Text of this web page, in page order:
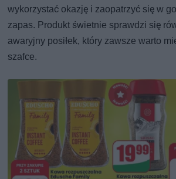
wykorzystać okazję i zaopatrzyć się w
zapas. Produkt świetnie sprawdzi się
awaryjny posiłek, który zawsze warto
szafce.